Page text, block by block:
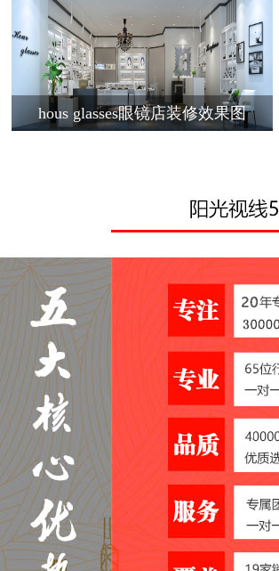
hous glasses眼镜店装修效果图